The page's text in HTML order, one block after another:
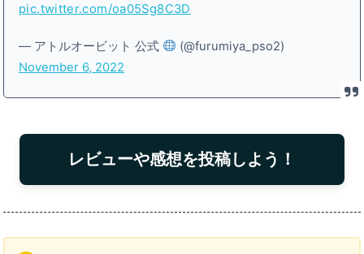
pic.twitter.com/oa05Sg8C3D
— アトルオービット 公式
(@furumiya_pso2)
November 6, 2022
レビューや感想を投稿しよう！